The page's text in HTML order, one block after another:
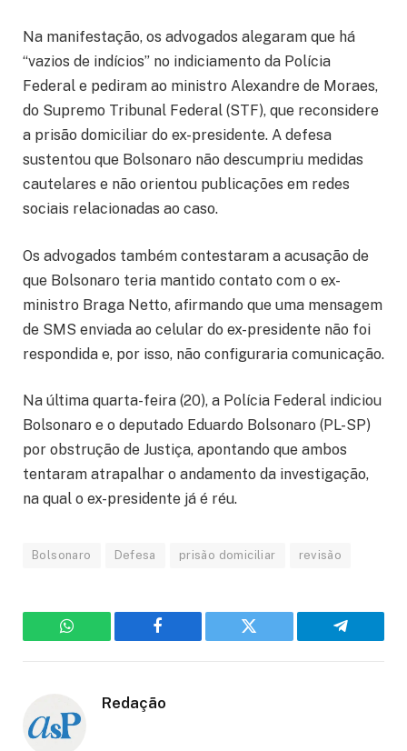
Na manifestação, os advogados alegaram que há
“vazios de indícios” no indiciamento da Polícia
Federal e pediram ao ministro Alexandre de Moraes,
do Supremo Tribunal Federal (STF), que reconsidere
a prisão domiciliar do ex-presidente. A defesa
sustentou que Bolsonaro não descumpriu medidas
cautelares e não orientou publicações em redes
sociais relacionadas ao caso.
Os advogados também contestaram a acusação de
que Bolsonaro teria mantido contato com o ex-
ministro Braga Netto, afirmando que uma mensagem
de SMS enviada ao celular do ex-presidente não foi
respondida e, por isso, não configuraria comunicação.
Na última quarta-feira (20), a Polícia Federal indiciou
Bolsonaro e o deputado Eduardo Bolsonaro (PL-SP)
por obstrução de Justiça, apontando que ambos
tentaram atrapalhar o andamento da investigação,
na qual o ex-presidente já é réu.
Bolsonaro Defesa prisão domiciliar revisão
WhatsApp Facebook Twitter Telegram
Redação